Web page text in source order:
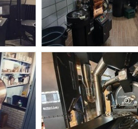
오즈터크베이
대구 하나통상 OKS-